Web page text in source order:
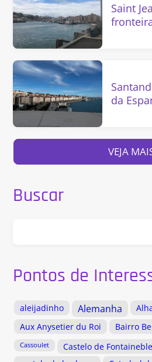
Saint
da
VEJA
Buscar
Pontos de
aleijadinho Alemanha
Aux Anysetier du Roi Bairro
Cassoulet
Castelo de